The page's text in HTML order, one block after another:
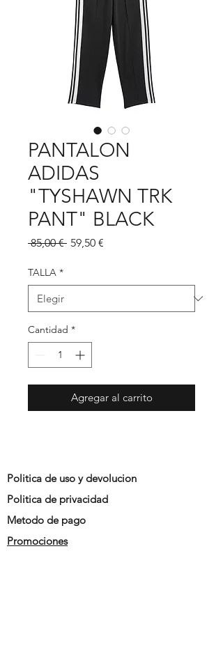
PANTALON
ADIDAS
"TYSHAWN TRK
PANT" BLACK
85,00 € Precio
59,50 €
TALLA *
Cantidad *
Agregar al carrito
Politica de uso y devolucion
Politica de privacidad
Metodo de pago
Promociones